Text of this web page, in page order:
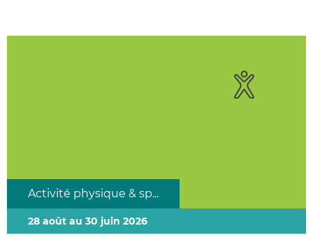
Activité physique & sp...
28 août au 30 juin 2026